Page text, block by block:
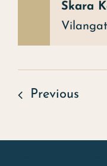
Skara
Previous